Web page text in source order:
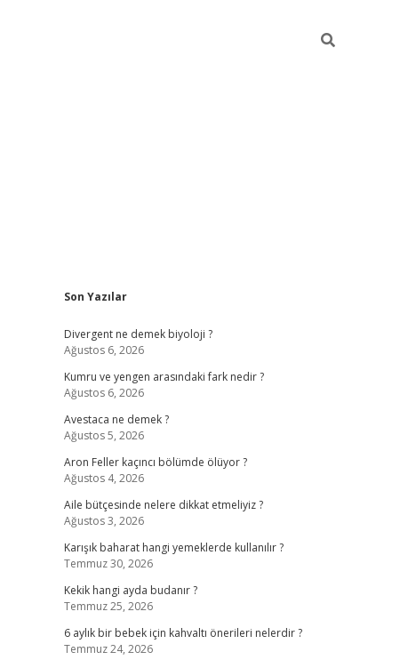
Sidebar
Son Yazılar
Divergent ne demek biyoloji ?
Ağustos 6, 2026
Kumru ve yengen arasındaki fark nedir ?
Ağustos 6, 2026
Avestaca ne demek ?
Ağustos 5, 2026
Aron Feller kaçıncı bölümde ölüyor ?
Ağustos 4, 2026
Aile bütçesinde nelere dikkat etmeliyiz ?
Ağustos 3, 2026
Karışık baharat hangi yemeklerde kullanılır ?
Temmuz 30, 2026
Kekik hangi ayda budanır ?
Temmuz 25, 2026
6 aylık bir bebek için kahvaltı önerileri nelerdir ?
Temmuz 24, 2026
vdcasino güncel giriş